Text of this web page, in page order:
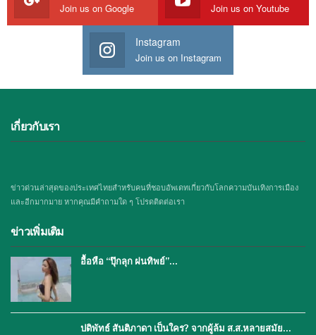
Join us on Google Join us on Youtube
Instagram
Join us on Instagram
เกี่ยวกับเรา
ข่าวด่วนล่าสุดของประเทศไทยสำหรับคนที่ชอบอัพเดทเกี่ยวกับโลกความบันเทิงการเมือง
และอีกมากมาย หากคุณมีคำถามใด ๆ โปรดติดต่อเรา
ข่าวเพิ่มเติม
อื้อหือ “ปุ๊กลุก ฝนทิพย์”…
ปดิพัทธ์ สันติภาดา เป็นใคร? จากผู้ล้ม ส.ส.หลายสมัย…